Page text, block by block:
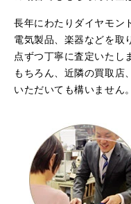
長年にわたりダイヤモン
電気製品、楽器などを取
点ずつ丁寧に査定いたし
もちろん、近隣の買取店
いただいても構いません。